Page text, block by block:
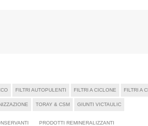
FILTRI AUTOPULENTI FILTRI A CICLONE FILTRI A
TORAY & CSM GIUNTI VICTAULIC
PRODOTTI REMINERALIZZANTI